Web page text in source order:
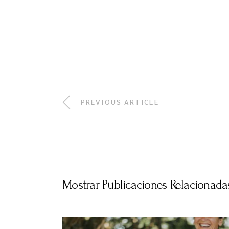
PREVIOUS ARTICLE
Mostrar Publicaciones